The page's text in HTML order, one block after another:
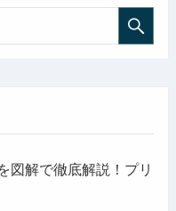
図解で徹底解説！プリ